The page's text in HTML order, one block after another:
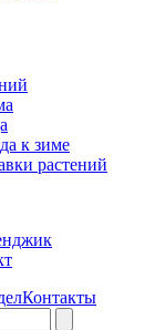
к зиме
растений
Контакты